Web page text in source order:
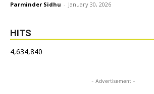
Parminder Sidhu - January 30, 2026
HITS
4,634,840
- Advertisement -